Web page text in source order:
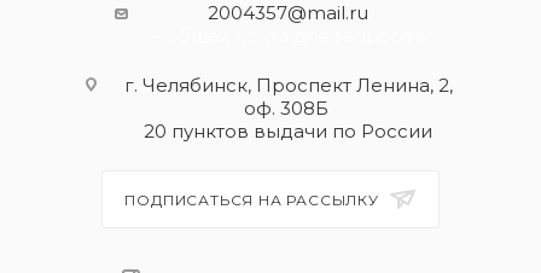
2004357@mail.ru
г. Челябинск, Проспект Ленина, 2,
оф. 308Б
20 пунктов выдачи по России
ПОДПИСАТЬСЯ НА РАССЫЛКУ